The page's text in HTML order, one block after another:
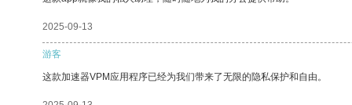
2025-09-13
游客
这款加速器VPM应用程序已经为我们带来了无限的隐私保护和自由。